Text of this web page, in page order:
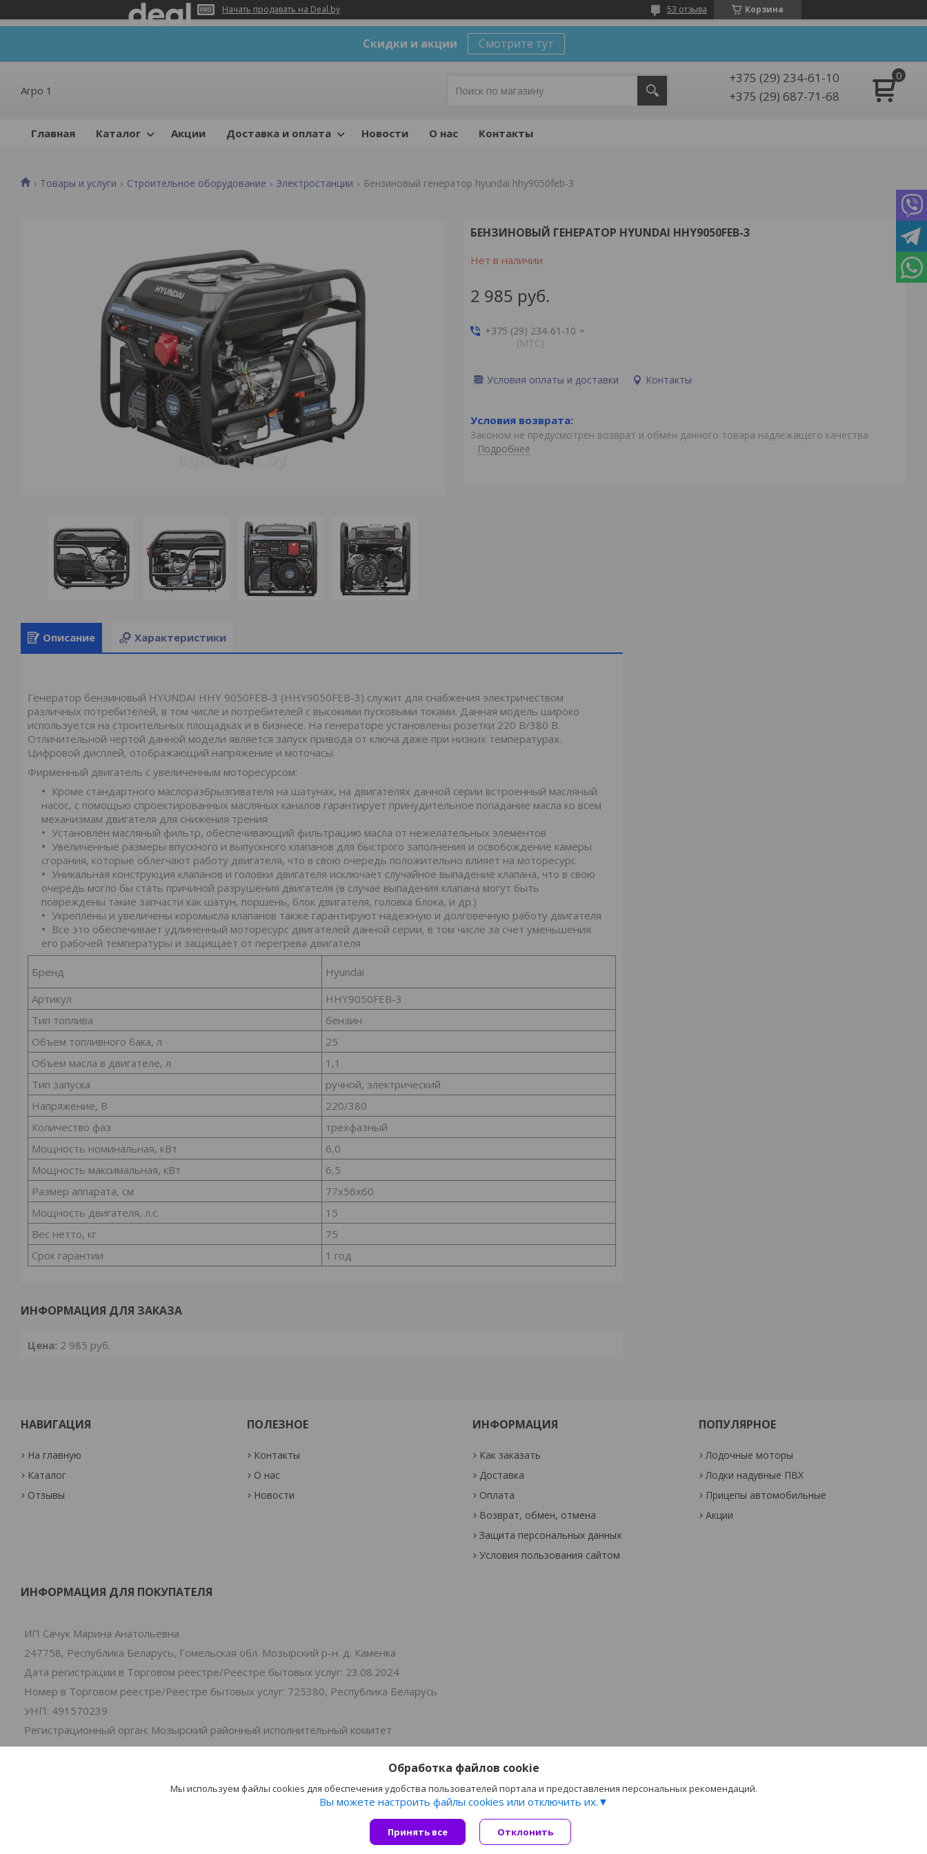
Начать продавать на Deal.by Корзина
53 отзыва
Скидки и акции Смотрите тут
Агро 1
+375 (29) 234-61-10
+375 (29) 687-71-68
Главная Каталог Акции Доставка и оплата Новости О нас Контакты
Товары и услуги Строительное оборудование Электростанции Бензиновый генератор hyundai hhy9050feb-3
БЕНЗИНОВЫЙ ГЕНЕРАТОР HYUNDAI HHY9050FEB-3
Нет в наличии
2 985 руб.
+375 (29) 234-61-10
(MTС)
Условия оплаты и доставки Контакты
Законом не предусмотрен возврат и обмен данного товара надлежащего качества
Подробнее
Описание Характеристики
Генератор бензиновый HYUNDAI HHY 9050FEB-3 (HHY9050FEB-3) служит для снабжения электричеством
различных потребителей, в том числе и потребителей с высокими пусковыми токами. Данная модель широко
используется на строительных площадках и в бизнесе. На генераторе установлены розетки 220 B/380 В.
Отличительной чертой данной модели является запуск привода от ключа даже при низких температурах.
Цифровой дисплей, отображающий напряжение и моточасы.
Фирменный двигатель с увеличенным моторесурсом:
Кроме стандартного маслоразбрызгивателя на шатунах, на двигателях данной серии встроенный масляный
насос, с помощью спроектированных масляных каналов гарантирует принудительное попадание масла ко всем
механизмам двигателя для снижения трения
Установлен масляный фильтр, обеспечивающий фильтрацию масла от нежелательных элементов
Увеличенные размеры впускного и выпускного клапанов для быстрого заполнения и освобождение камеры
сгорания, которые облегчают работу двигателя, что в свою очередь положительно влияет на моторесурс
Уникальная конструкция клапанов и головки двигателя исключает случайное выпадение клапана, что в свою
очередь могло бы стать причиной разрушения двигателя (в случае выпадения клапана могут быть
повреждены такие запчасти как шатун, поршень, блок двигателя, головка блока, и др.)
Укреплены и увеличены коромысла клапанов также гарантируют надежную и долговечную работу двигателя
Все это обеспечивает удлиненный моторесурс двигателей данной серии, в том числе за счет уменьшения
его рабочей температуры и защищает от перегрева двигателя
Бренд
Hyundai
Артикул
HHY9050FEB-3
Тип топлива
бензин
Объем топливного бака, л
25
Объем масла в двигателе, л
1,1
Тип запуска
ручной, электрический
Напряжение, В
220/380
Количество фаз
трехфазный
Мощность номинальная, кВт
6,0
Мощность максимальная, кВт
6,5
Размер аппарата, см
77х56х60
Мощность двигателя, л.с.
15
Вес нетто, кг
75
Срок гарантии
1 год
ИНФОРМАЦИЯ ДЛЯ ЗАКАЗА
Цена: 2 985 руб.
НАВИГАЦИЯ
На главную
Каталог
Отзывы
ПОЛЕЗНОЕ
Контакты
О нас
Новости
ИНФОРМАЦИЯ
Как заказать
Доставка
Оплата
Возврат, обмен, отмена
Защита персональных данных
Условия пользования сайтом
ПОПУЛЯРНОЕ
Лодочные моторы
Лодки надувные ПВХ
Прицепы автомобильные
Акции
ИНФОРМАЦИЯ ДЛЯ ПОКУПАТЕЛЯ
ИП Сачук Марина Анатольевна
247758, Республика Беларусь, Гомельская обл. Мозырский р-н. д. Каменка
Дата регистрации в Торговом реестре/Реестре бытовых услуг: 23.08.2024
Номер в Торговом реестре/Реестре бытовых услуг: 725380, Республика Беларусь
УНП: 491570239
Регистрационный орган: Мозырский районный исполнительный комитет
Дата регистрации компании: 01.07.2024
Местонахождение книги замечаний и предложений: 2-я Витебская 30
Сайт создан на платформе Deal.by
Политика обработки файлов cookies
Обработка файлов cookie
Мы используем файлы cookies для обеспечения удобства пользователей портала и предоставления персональных рекомендаций.
Вы можете настроить файлы cookies или отключить их.
Принять все Отклонить